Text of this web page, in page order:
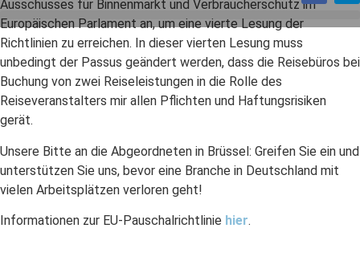
Ausschusses für Binnenmarkt und Verbraucherschutz im
Europäischen Parlament an, um eine vierte Lesung der
Richtlinien zu erreichen. In dieser vierten Lesung muss
unbedingt der Passus geändert werden, dass die Reisebüros bei
Buchung von zwei Reiseleistungen in die Rolle des
Reiseveranstalters mir allen Pflichten und Haftungsrisiken
gerät.
Unsere Bitte an die Abgeordneten in Brüssel: Greifen Sie ein und
unterstützen Sie uns, bevor eine Branche in Deutschland mit
vielen Arbeitsplätzen verloren geht!
Informationen zur EU-Pauschalrichtlinie hier.